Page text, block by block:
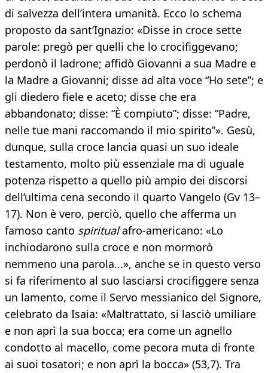
di salvezza dell’intera umanità. Ecco lo schema
proposto da sant’Ignazio: «Disse in croce sette
parole: pregò per quelli che lo crocifiggevano;
perdonò il ladrone; affidò Giovanni a sua Madre e
la Madre a Giovanni; disse ad alta voce “Ho sete”; e
gli diedero fiele e aceto; disse che era
abbandonato; disse: “È compiuto”; disse: “Padre,
nelle tue mani raccomando il mio spirito”». Gesù,
dunque, sulla croce lancia quasi un suo ideale
testamento, molto più essenziale ma di uguale
potenza rispetto a quello più ampio dei discorsi
dell’ultima cena secondo il quarto Vangelo (Gv 13–
17). Non è vero, perciò, quello che afferma un
famoso canto spiritualafro-americano: «Lo
inchiodarono sulla croce e non mormorò
nemmeno una parola...», anche se in questo verso
si fa riferimento al suo lasciarsi crocifiggere senza
un lamento, come il Servo messianico del Signore,
celebrato da Isaia: «Maltrattato, si lasciò umiliare
e non aprì la sua bocca; era come un agnello
condotto al macello, come pecora muta di fronte
ai suoi tosatori; e non aprì la bocca» (53,7). Tra